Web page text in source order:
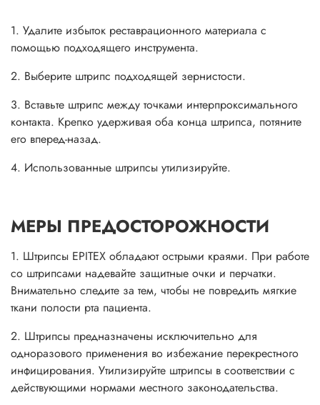
1. Удалите избыток реставрационного материала с
помощью подходящего инструмента.
2. Выберите штрипс подходящей зернистости.
3. Вставьте штрипс между точками интерпроксимального
контакта. Крепко удерживая оба конца штрипса, потяните
его вперед-назад.
4. Использованные штрипсы утилизируйте.
МЕРЫ ПРЕДОСТОРОЖНОСТИ
1. Штрипсы EPITEX обладают острыми краями. При работе
со штрипсами надевайте защитные очки и перчатки.
Внимательно следите за тем, чтобы не повредить мягкие
ткани полости рта пациента.
2. Штрипсы предназначены исключительно для
одноразового применения во избежание перекрестного
инфицирования. Утилизируйте штрипсы в соответствии с
действующими нормами местного законодательства.